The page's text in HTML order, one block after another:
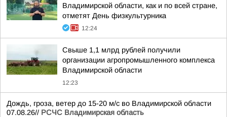
Владимирской области, как и по всей стране,
отметят День физкультурника
12:24
Свыше 1,1 млрд рублей получили
организации агропромышленного комплекса
Владимирской области
12:23
Дождь, гроза, ветер до 15-20 м/с во Владимирской области
07.08.26// РСЧС Владимирская область